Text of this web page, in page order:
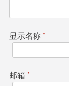
显示名称 *
邮箱 *